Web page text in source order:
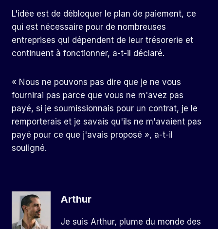
L'idée est de débloquer le plan de paiement, ce
qui est nécessaire pour de nombreuses
entreprises qui dépendent de leur trésorerie et
continuent à fonctionner, a-t-il déclaré.
« Nous ne pouvons pas dire que je ne vous
fournirai pas parce que vous ne m'avez pas
payé, si je soumissionnais pour un contrat, je le
remporterais et je savais qu'ils ne m'avaient pas
payé pour ce que j'avais proposé », a-t-il
souligné.
Arthur
Je suis Arthur, plume du monde des